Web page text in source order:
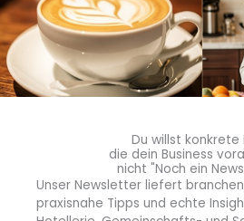
Welche Pläne gibt es für die
Minor Hotels?
Markenportfolio über unsere
hinaus zu erweitern, um die
Verbraucher zu befriedigen und
mehr Optionen zu bieten,
Bereich und bei den Soft Brands.
Du willst konkrete
die dein Business
nicht "Noch ein
Unser Newsletter liefert
praxisnahe Tipps und echte